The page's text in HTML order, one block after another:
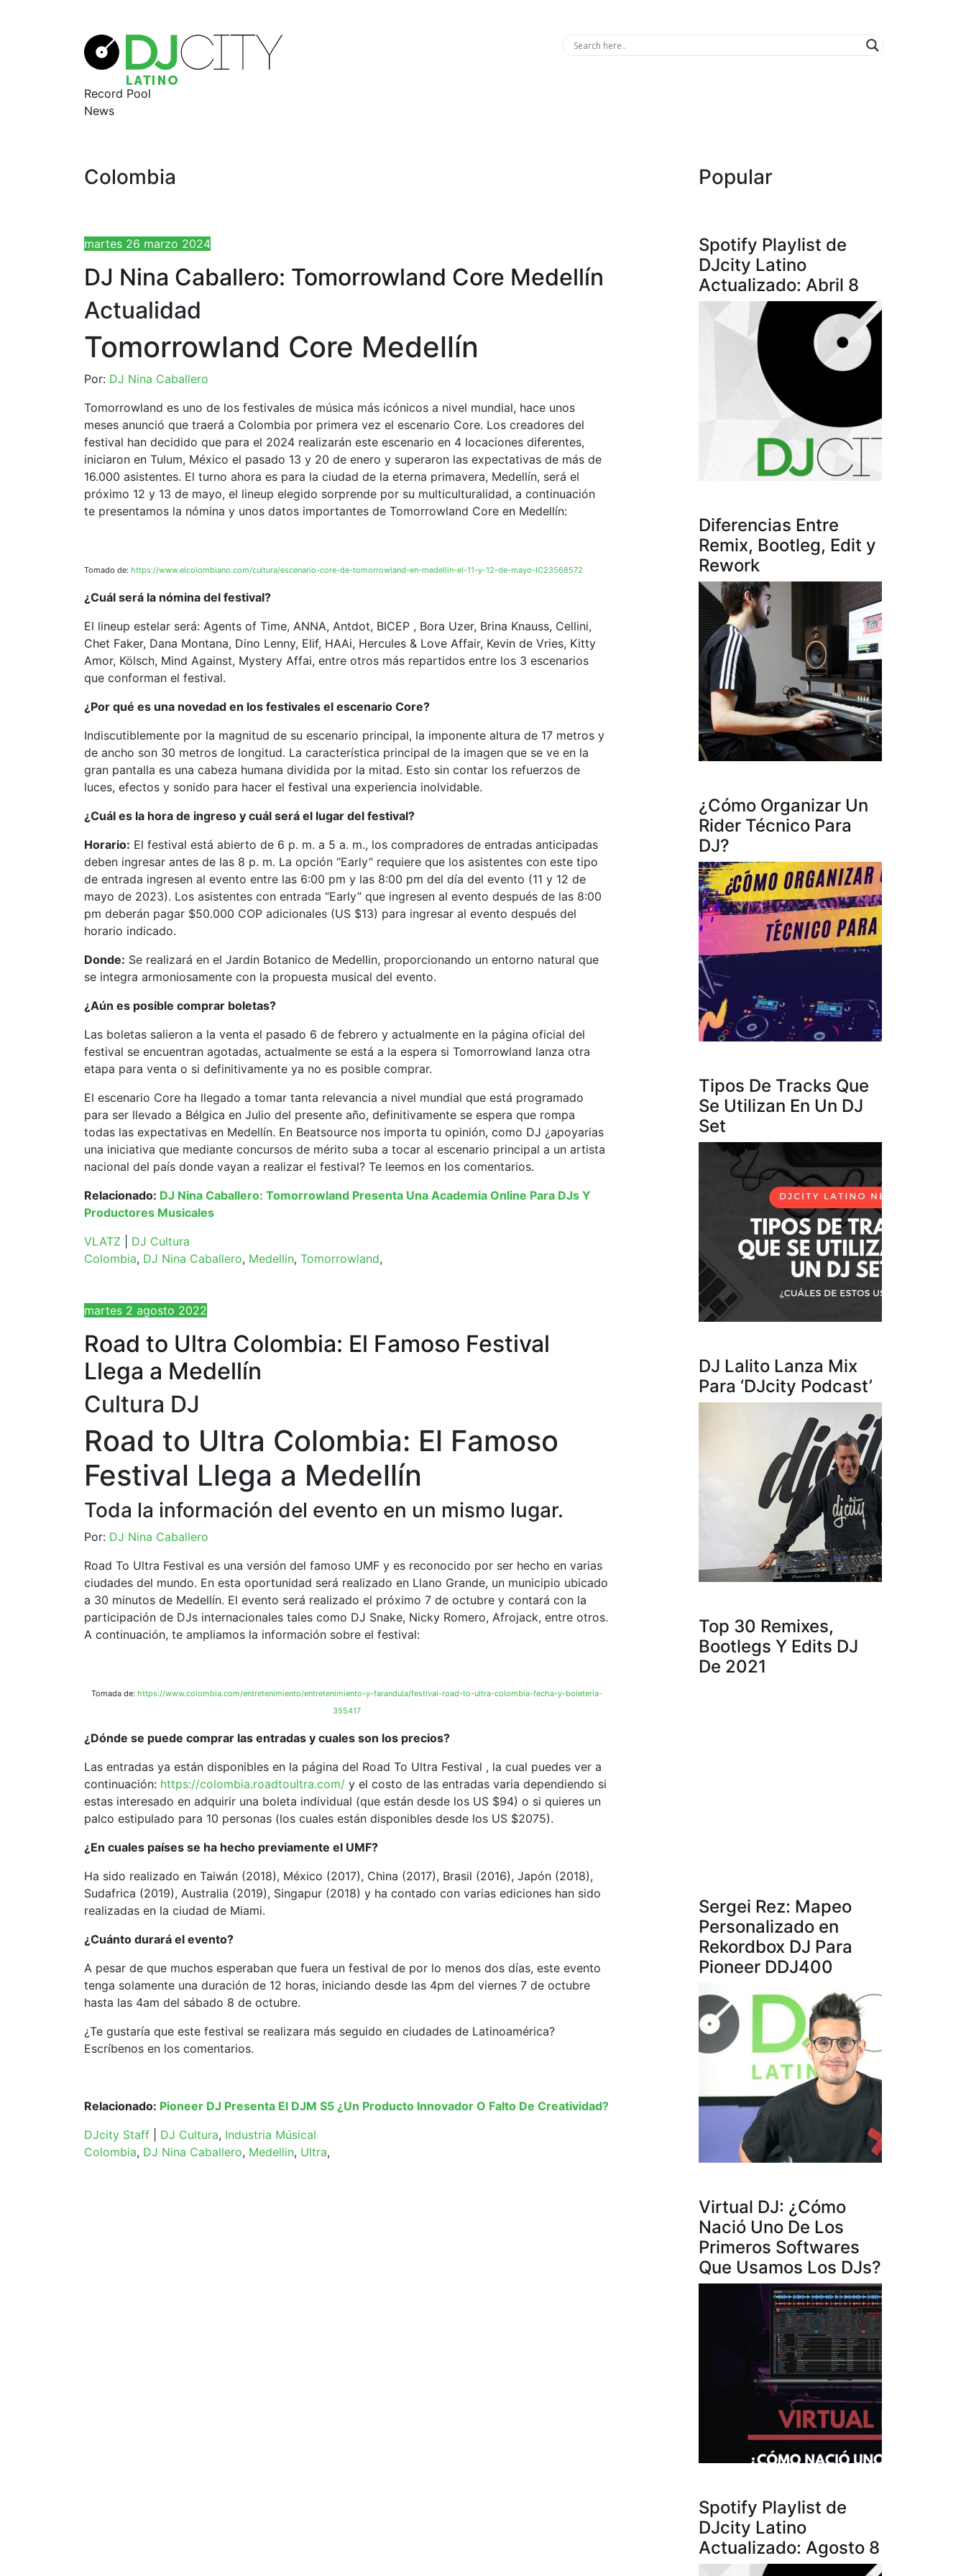
Record Pool
News
Colombia
martes 26 marzo 2024
DJ Nina Caballero: Tomorrowland Core Medellín
Actualidad
Tomorrowland Core Medellín
Por: DJ Nina Caballero
Tomorrowland es uno de los festivales de música más icónicos a nivel mundial, hace unos
meses anunció que traerá a Colombia por primera vez el escenario Core. Los creadores del
festival han decidido que para el 2024 realizarán este escenario en 4 locaciones diferentes,
iniciaron en Tulum, México el pasado 13 y 20 de enero y superaron las expectativas de más de
16.000 asistentes. El turno ahora es para la ciudad de la eterna primavera, Medellín, será el
próximo 12 y 13 de mayo, el lineup elegido sorprende por su multiculturalidad, a continuación
te presentamos la nómina y unos datos importantes de Tomorrowland Core en Medellín:
Tomado de: https://www.elcolombiano.com/cultura/escenario-core-de-tomorrowland-en-medellin-el-11-y-12-de-mayo-IC23568572
¿Cuál será la nómina del festival?
El lineup estelar será: Agents of Time, ANNA, Antdot, BICEP , Bora Uzer, Brina Knauss, Cellini,
Chet Faker, Dana Montana, Dino Lenny, Elif, HAAi, Hercules & Love Affair, Kevin de Vries, Kitty
Amor, Kölsch, Mind Against, Mystery Affai, entre otros más repartidos entre los 3 escenarios
que conforman el festival.
¿Por qué es una novedad en los festivales el escenario Core?
Indiscutiblemente por la magnitud de su escenario principal, la imponente altura de 17 metros y
de ancho son 30 metros de longitud. La característica principal de la imagen que se ve en la
gran pantalla es una cabeza humana dividida por la mitad. Esto sin contar los refuerzos de
luces, efectos y sonido para hacer el festival una experiencia inolvidable.
¿Cuál es la hora de ingreso y cuál será el lugar del festival?
Horario: El festival está abierto de 6 p. m. a 5 a. m., los compradores de entradas anticipadas
deben ingresar antes de las 8 p. m. La opción “Early” requiere que los asistentes con este tipo
de entrada ingresen al evento entre las 6:00 pm y las 8:00 pm del día del evento (11 y 12 de
mayo de 2023). Los asistentes con entrada “Early” que ingresen al evento después de las 8:00
pm deberán pagar $50.000 COP adicionales (US $13) para ingresar al evento después del
horario indicado.
Donde: Se realizará en el Jardin Botanico de Medellin, proporcionando un entorno natural que
se integra armoniosamente con la propuesta musical del evento.
¿Aún es posible comprar boletas?
Las boletas salieron a la venta el pasado 6 de febrero y actualmente en la página oficial del
festival se encuentran agotadas, actualmente se está a la espera si Tomorrowland lanza otra
etapa para venta o si definitivamente ya no es posible comprar.
El escenario Core ha llegado a tomar tanta relevancia a nivel mundial que está programado
para ser llevado a Bélgica en Julio del presente año, definitivamente se espera que rompa
todas las expectativas en Medellín. En Beatsource nos importa tu opinión, como DJ ¿apoyarias
una iniciativa que mediante concursos de mérito suba a tocar al escenario principal a un artista
nacional del país donde vayan a realizar el festival? Te leemos en los comentarios.
Relacionado: DJ Nina Caballero: Tomorrowland Presenta Una Academia Online Para DJs Y
Productores Musicales
VLATZ
DJ Cultura
Colombia, DJ Nina Caballero, Medellin, Tomorrowland,
martes 2 agosto 2022
Road to Ultra Colombia: El Famoso Festival
Llega a Medellín
Cultura DJ
Road to Ultra Colombia: El Famoso
Festival Llega a Medellín
Toda la información del evento en un mismo lugar.
Por: DJ Nina Caballero
Road To Ultra Festival es una versión del famoso UMF y es reconocido por ser hecho en varias
ciudades del mundo. En esta oportunidad será realizado en Llano Grande, un municipio ubicado
a 30 minutos de Medellín. El evento será realizado el próximo 7 de octubre y contará con la
participación de DJs internacionales tales como DJ Snake, Nicky Romero, Afrojack, entre otros.
A continuación, te ampliamos la información sobre el festival:
Tomada de: https://www.colombia.com/entretenimiento/entretenimiento-y-farandula/festival-road-to-ultra-colombia-fecha-y-boleteria-
355417
¿Dónde se puede comprar las entradas y cuales son los precios?
Las entradas ya están disponibles en la página del Road To Ultra Festival , la cual puedes ver a
continuación: https://colombia.roadtoultra.com/ y el costo de las entradas varia dependiendo si
estas interesado en adquirir una boleta individual (que están desde los US $94) o si quieres un
palco estipulado para 10 personas (los cuales están disponibles desde los US $2075).
¿En cuales países se ha hecho previamente el UMF?
Ha sido realizado en Taiwán (2018), México (2017), China (2017), Brasil (2016), Japón (2018),
Sudafrica (2019), Australia (2019), Singapur (2018) y ha contado con varias ediciones han sido
realizadas en la ciudad de Miami.
¿Cuánto durará el evento?
A pesar de que muchos esperaban que fuera un festival de por lo menos dos días, este evento
tenga solamente una duración de 12 horas, iniciando desde las 4pm del viernes 7 de octubre
hasta las 4am del sábado 8 de octubre.
¿Te gustaría que este festival se realizara más seguido en ciudades de Latinoamérica?
Escríbenos en los comentarios.
Relacionado: Pioneer DJ Presenta El DJM S5 ¿Un Producto Innovador O Falto De Creatividad?
DJcity Staff
DJ Cultura, Industria Músical
Colombia, DJ Nina Caballero, Medellin, Ultra,
Popular
Spotify Playlist de
DJcity Latino
Actualizado: Abril 8
Diferencias Entre
Remix, Bootleg, Edit y
Rework
¿Cómo Organizar Un
Rider Técnico Para
DJ?
Tipos De Tracks Que
Se Utilizan En Un DJ
Set
DJ Lalito Lanza Mix
Para ‘DJcity Podcast’
Top 30 Remixes,
Bootlegs Y Edits DJ
De 2021
Sergei Rez: Mapeo
Personalizado en
Rekordbox DJ Para
Pioneer DDJ400
Virtual DJ: ¿Cómo
Nació Uno De Los
Primeros Softwares
Que Usamos Los DJs?
Spotify Playlist de
DJcity Latino
Actualizado: Agosto 8